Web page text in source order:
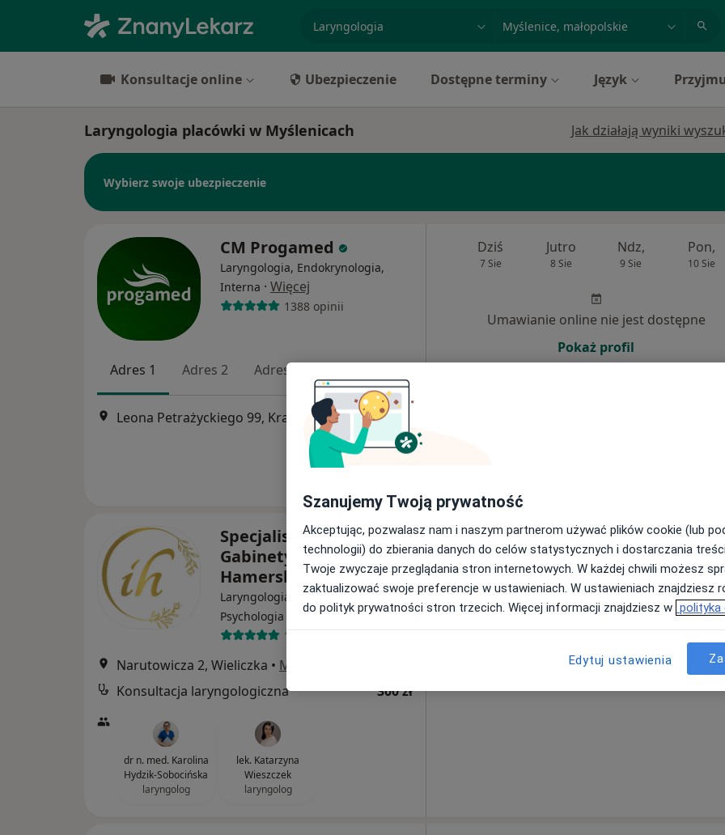
specjalizacja, badanie lub nazwiskomiasto lub dzielnica
Konsultacje online Ubezpieczenie Dostępne terminy Język
Laryngologia placówki w Myślenicach Jak działają wyniki
Wybierz swoje ubezpieczenie
CM Progamed
Laryngologia, Endokrynologia,
Interna · Więcej
1388 opinii
Adres 1 Adres 2 Adres 3
Leona Petrażyckiego 99, Kraków Mapa
Dziś
7 Sie
Jutro
8 Sie
Ndz,
9 Sie
Pon,
10 Sie
Umawianie online nie jest dostępne
Pokaż profil
Specjalistyczne
Gabinety Medyczne
Hamerski & Inglot
Laryngologia, Dermatologia,
Psychologia
Więcej
1524 opinie
Narutowicza 2, Wieliczka • Mapa
Konsultacja laryngologiczna
300 zł
dr n. med. Karolina
Hydzik-Sobocińska
laryngolog
lek. Katarzyna
Wieszczek
laryngolog
Dziś
7 Sie
Jutro
8 Sie
Ndz,
9 Sie
Pon,
10 Sie
Umawianie online nie jest dostępne
Szanujemy Twoją prywatność
Akceptując, pozwalasz nam i naszym partnerom używać plików cookie (lub
technologii) do zbierania danych do celów statystycznych i dostarczania
Twoje zwyczaje przeglądania stron internetowych. W każdej chwili możesz
zaktualizować swoje preferencje w ustawieniach. W ustawieniach znajdziesz
do polityk prywatności stron trzecich. Więcej informacji znajdziesz w polityka
Edytuj ustawienia